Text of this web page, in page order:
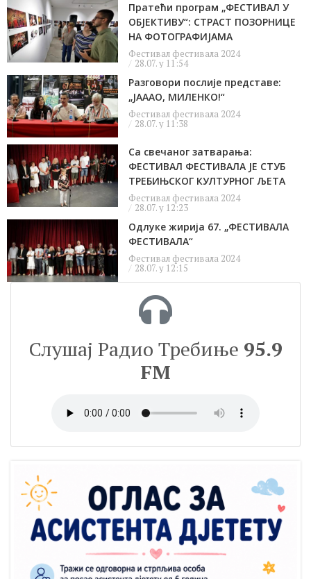
Пратећи програм „ФЕСТИВАЛ У
ОБЈЕКТИВУ“: СТРАСТ ПОЗОРНИЦЕ
НА ФОТОГРАФИЈАМА
Фестивал фестивала 2024
28.07. у 11:54
Разговори послије представе:
„ЈАААО, МИЛЕНКО!“
Фестивал фестивала 2024
28.07. у 11:38
Са свечаног затварања:
ФЕСТИВАЛ ФЕСТИВАЛА ЈЕ СТУБ
ТРЕБИЊСКОГ КУЛТУРНОГ ЉЕТА
Фестивал фестивала 2024
28.07. у 12:23
Одлуке жирија 67. „ФЕСТИВАЛА
ФЕСТИВАЛА“
Фестивал фестивала 2024
28.07. у 12:15
Слушај Радио Требиње 95.9
FM